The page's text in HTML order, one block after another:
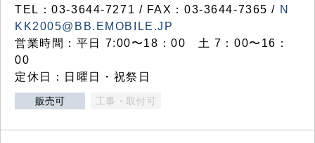
TEL：03‐3644‐7271 / FAX：03-3644-7365 / N
KK2005@BB.EMOBILE.JP
営業時間：平日 7:00〜18：00 土 7：00〜16：
00
定休日：日曜日・祝祭日
販売可 工事・取付可